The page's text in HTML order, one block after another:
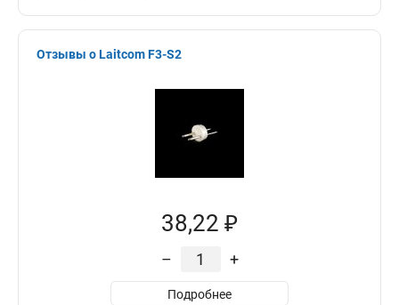
Отзывы о Laitcom F3-S2
38,22 ₽
– +
Подробнее